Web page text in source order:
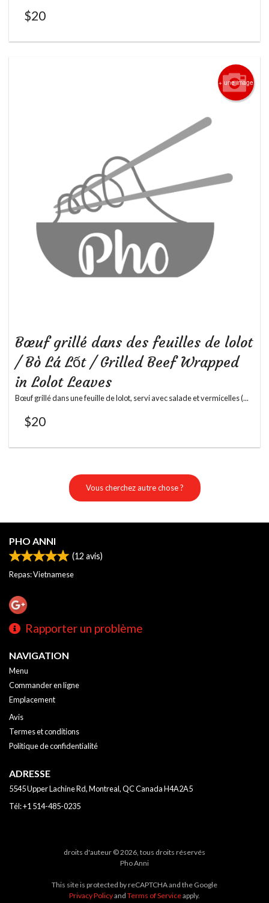
$20
+ une image
Bœuf grillé dans des feuilles de lolot
/ Bò Lá Lốt / Grilled Beef Wrapped
in Lolot Leaves
Bœuf grillé dans une feuille de lolot, servi avec salade et vermicelles (...
$20
Vous cherchez autre chose ?
PHO ANNI
(12 avis)
Repas: Vietnamese
Rapporter un problème
NAVIGATION
Menu
Commander en ligne
Emplacement
Avis
Termes et conditions
Politique de confidentialité
ADRESSE
5545 Upper Lachine Rd, Montreal, QCCanadaH4A2A5
Tél:+1 514-485-0235
droits d'auteur © 2026, tous droits réservés
Pho Anni
This site is protected by reCAPTCHA and the Google
Privacy Policyand Terms of Serviceapply.